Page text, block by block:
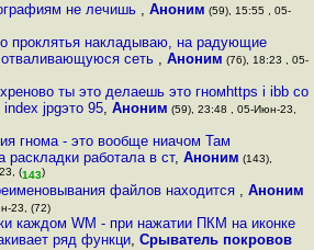
не лечишь , Аноним (59), 15:55 , 05-
проклятья накладываю, на радующие
сеть ,Аноним (76), 18:23 , 05-
ты это делаешь это гномhttps i ibb co
jpgэто 95, Аноним (59), 23:48 , 05-Июн-23,
гнома - это вообще ниачом Там
раскладки работала в ст, Аноним (143),
(143)
файлов находится , Аноним
23, (72)
каждом WM - при нажатии ПКМ на иконке
ряд функци, Срыватель покровов